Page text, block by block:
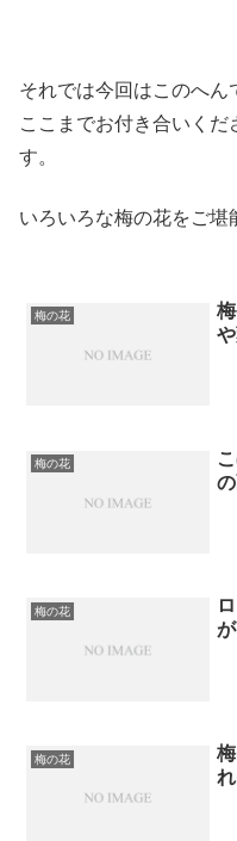
それでは今回はこのへん
ここまでお付き合いくだ
す。
いろいろな梅の花をご堪
梅の花
梅の花
梅の花
梅の花